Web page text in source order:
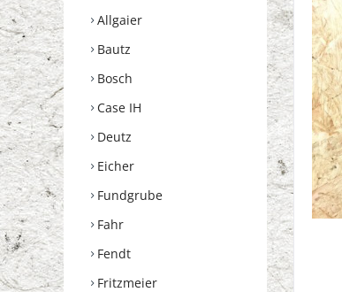
Allgaier
Bautz
Bosch
Case IH
Deutz
Eicher
Fundgrube
Fahr
Fendt
Fritzmeier